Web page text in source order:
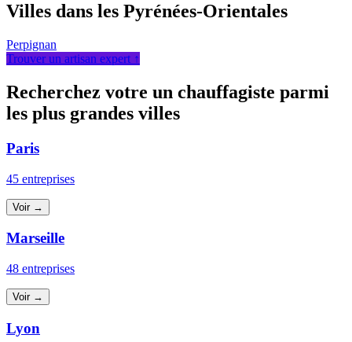
Villes dans les Pyrénées-Orientales
Perpignan
Trouver un artisan expert ↑
Recherchez votre un chauffagiste parmi
les plus grandes villes
Paris
45 entreprises
Voir →
Marseille
48 entreprises
Voir →
Lyon